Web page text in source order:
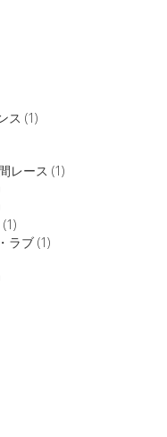
ス (1)
レース (1)
(1)
ラブ (1)